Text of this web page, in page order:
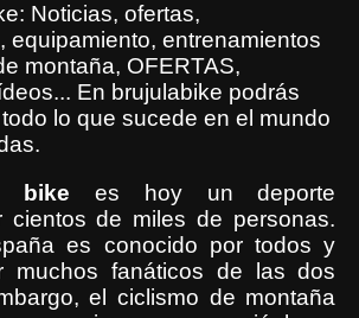
Noticias, ofertas,
equipamiento, entrenamientos
montaña, OFERTAS,
En brujulabike podrás
lo que sucede en el mundo
bike es hoy un deporte
cientos de miles de personas.
es conocido por todos y
muchos fanáticos de las dos
el ciclismo de montaña